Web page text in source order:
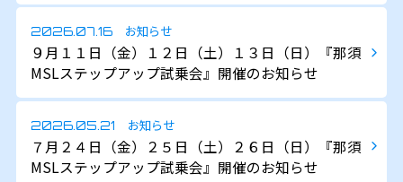
2026.07.16 お知らせ
９月１１日（金）１２日（土）１３日（日）『那須
MSLステップアップ試乗会』開催のお知らせ
2026.05.21 お知らせ
７月２４日（金）２５日（土）２６日（日）『那須
MSLステップアップ試乗会』開催のお知らせ